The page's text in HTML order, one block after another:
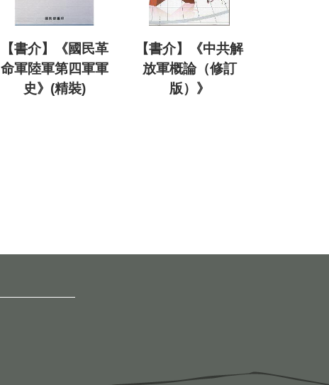
【書介】《國民革
命軍陸軍第四軍軍
史》(精裝)
【書介】《中共解
放軍概論（修訂
版）》